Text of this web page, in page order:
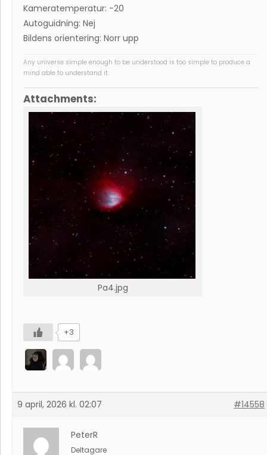
Kameratemperatur: -20
Autoguidning: Nej
Bildens orientering: Norr upp
Any universe simple enough to be understood is too simple to produce a
mind able to understand it.
Attachments:
Pa4.jpg
+3
9 april, 2026 kl. 02:07 #14558
PeterR
Deltagare